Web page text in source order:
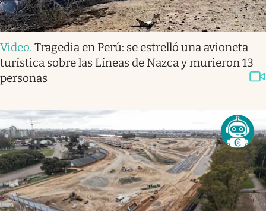
Video. Tragedia en Perú: se estrelló una avioneta
turística sobre las Líneas de Nazca y murieron 13
personas